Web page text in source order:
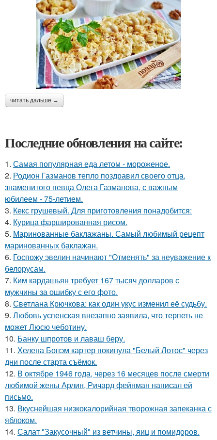
читать дальше →
Последние обновления на сайте:
1. Самая популярная еда летом - мороженое.
2. Родион Газманов тепло поздравил своего отца,
знаменитого певца Олега Газманова, с важным
юбилеем - 75-летием.
3. Кекс грушевый. Для приготовления понадобится:
4. Курица фаршированная рисом.
5. Маринованные баклажаны. Самый любимый рецепт
маринованных баклажан.
6. Госпожу эвелин начинают "Отменять" за неуважение к
белорусам.
7. Ким кардашьян требует 167 тысяч долларов с
мужчины за ошибку с его фото.
8. Светлана Крючкова: как один укус изменил её судьбу.
9. Любовь успенская внезапно заявила, что терпеть не
может Люсю чеботину.
10. Банку шпротов и лаваш беру.
11. Хелена Бонэм картер покинула "Белый Лотос" через
дни после старта съёмок.
12. В октябре 1946 года, через 16 месяцев после смерти
любимой жены Арлин, Ричард фейнман написал ей
письмо.
13. Вкуснейшая низкокалорийная творожная запеканка с
яблоком.
14. Салат "Закусочный" из ветчины, яиц и помидоров.